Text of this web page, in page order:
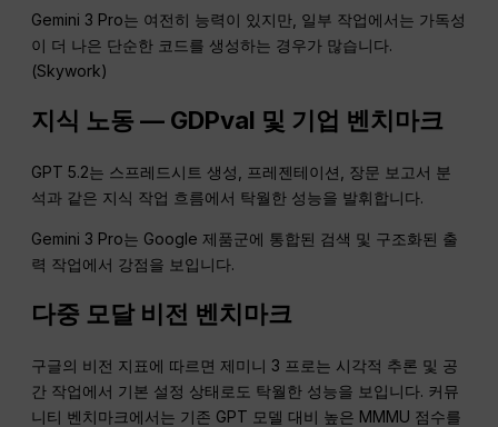
Gemini 3 Pro는 여전히 능력이 있지만, 일부 작업에서는 가독성
이 더 나은 단순한 코드를 생성하는 경우가 많습니다.
(Skywork)
지식 노동 — GDPval 및 기업 벤치마크
GPT 5.2는 스프레드시트 생성, 프레젠테이션, 장문 보고서 분
석과 같은 지식 작업 흐름에서 탁월한 성능을 발휘합니다.
Gemini 3 Pro는 Google 제품군에 통합된 검색 및 구조화된 출
력 작업에서 강점을 보입니다.
다중 모달 비전 벤치마크
구글의 비전 지표에 따르면 제미니 3 프로는 시각적 추론 및 공
간 작업에서 기본 설정 상태로도 탁월한 성능을 보입니다. 커뮤
니티 벤치마크에서는 기존 GPT 모델 대비 높은 MMMU 점수를